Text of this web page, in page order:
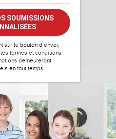
sur le bouton d’envoi,
termes et conditions
demeureront
en tout temps